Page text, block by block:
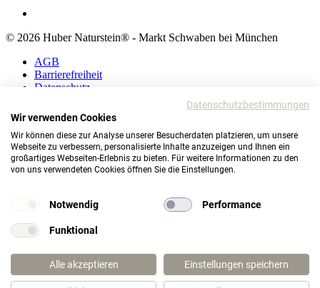
© 2026 Huber Naturstein® - Markt Schwaben bei München
AGB
Barrierefreiheit
Datenschutz
AGB
Barrierefreiheit
Datenschutz
Impressum
Markt Schwaben bei München
TOP
Datenschutzbestimmungen
Wir verwenden Cookies
Wir können diese zur Analyse unserer Besucherdaten platzieren, um unsere
Webseite zu verbessern, personalisierte Inhalte anzuzeigen und Ihnen ein
großartiges Webseiten-Erlebnis zu bieten. Für weitere Informationen zu den
von uns verwendeten Cookies öffnen Sie die Einstellungen.
Notwendig Performance
Funktional
Alle akzeptieren Einstellungen speichern